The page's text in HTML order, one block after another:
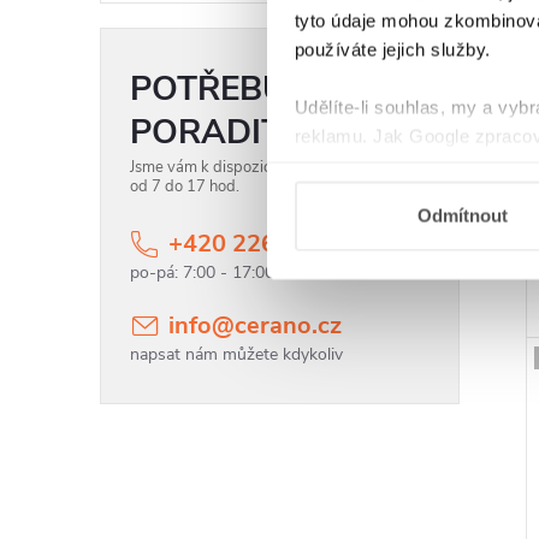
tyto údaje mohou
používáte jejich služby.
Udělíte-li souhlas, my a
reklamu. Jak Google
Odmítnout
POTŘEBUJETE
PORADIT?
Jsme vám k dispozici každý všední den
od 7 do 17 hod.
info@cerano.cz
+420 226 400 232